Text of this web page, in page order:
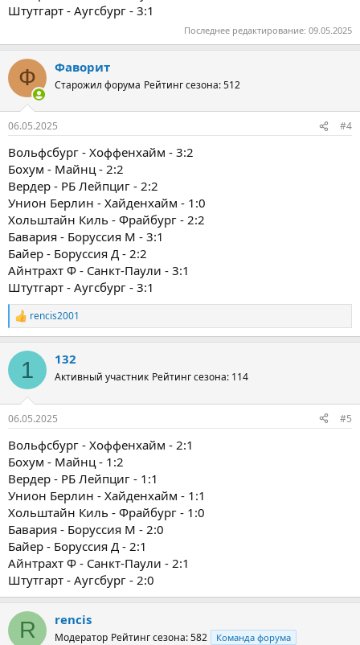
Штутгарт - Аугсбург - 3:1
Последнее редактирование: 09.05.2025
Ф Фаворит
Старожил форума Рейтинг сезона: 512
06.05.2025 #4
Вольфсбург - Хоффенхайм - 3:2
Бохум - Майнц - 2:2
Вердер - РБ Лейпциг - 2:2
Унион Берлин - Хайденхайм - 1:0
Хольштайн Киль - Фрайбург - 2:2
Бавария - Боруссия М - 3:1
Байер - Боруссия Д - 2:2
Айнтрахт Ф - Санкт-Паули - 3:1
Штутгарт - Аугсбург - 3:1
Р
е
к
и
rencis2001
1 132
Активный участник Рейтинг сезона: 114
06.05.2025 #5
Вольфсбург - Хоффенхайм - 2:1
Бохум - Майнц - 1:2
Вердер - РБ Лейпциг - 1:1
Унион Берлин - Хайденхайм - 1:1
Хольштайн Киль - Фрайбург - 1:0
Бавария - Боруссия М - 2:0
Байер - Боруссия Д - 2:1
Айнтрахт Ф - Санкт-Паули - 2:1
Штутгарт - Аугсбург - 2:0
R rencis
Модератор Рейтинг сезона: 582 Команда форума